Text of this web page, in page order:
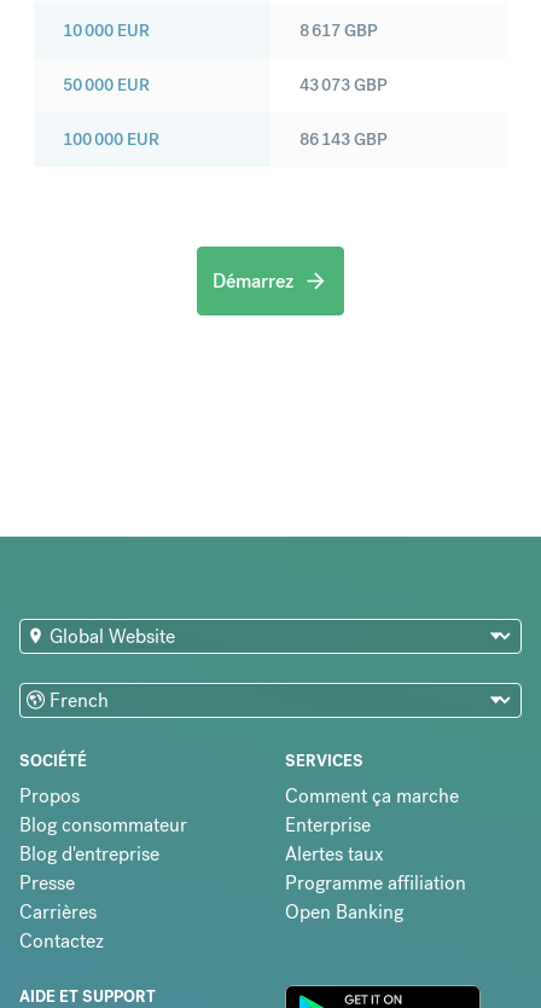
10 000 EUR
50 000 EUR
100 000 EUR
8 617GBP
43 073GBP
86 143GBP
Démarrez
SOCIÉTÉ
Propos
Blog consommateur
Blog d'entreprise
Presse
Carrières
Contactez
SERVICES
Comment ça marche
Enterprise
Alertes taux
Programme affiliation
Open Banking
AIDE ET SUPPORT